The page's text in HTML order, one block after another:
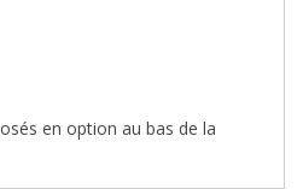
en option au bas de la